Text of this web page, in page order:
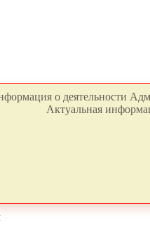
о деятельности
Актуальная